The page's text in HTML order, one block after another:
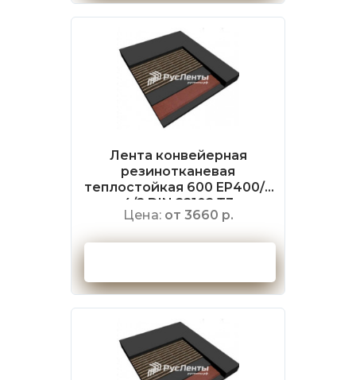
Лента конвейерная
резинотканевая
теплостойкая 600 EP400/3
4/2 DIN 22102 Т3
Цена: от 3660 р.